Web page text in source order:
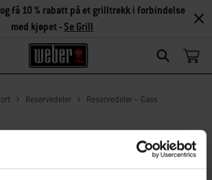
Search
få 10 % rabatt på et grilltrekk i forbindelse
med kjøpet - Se Grill
Reservedeler
Reservedeler – Gass
du ikke riktig reservedel?